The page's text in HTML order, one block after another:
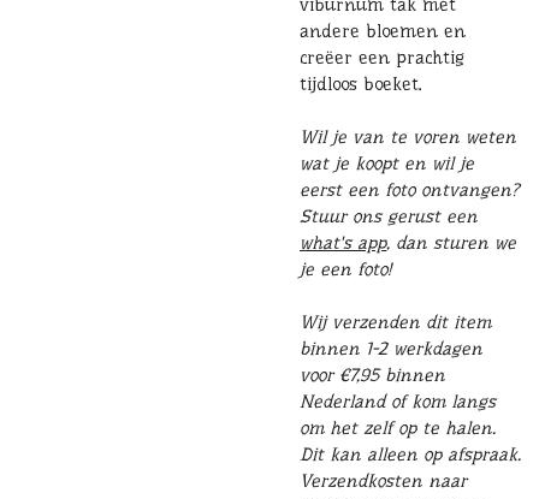
viburnum tak met
andere bloemen en
creëer een prachtig
tijdloos boeket.
Wil je van te voren weten
wat je koopt en wil je
eerst een foto ontvangen?
Stuur ons gerust een
what's app, dan sturen we
je een foto!
Wij verzenden dit item
binnen 1-2 werkdagen
voor €7,95 binnen
Nederland of kom langs
om het zelf op te halen.
Dit kan alleen op afspraak.
Verzendkosten naar